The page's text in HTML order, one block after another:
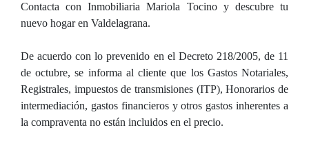
Contacta con Inmobiliaria Mariola Tocino y descubre tu
nuevo hogar en Valdelagrana.
De acuerdo con lo prevenido en el Decreto 218/2005, de 11
de octubre, se informa al cliente que los Gastos Notariales,
Registrales, impuestos de transmisiones (ITP), Honorarios de
intermediación, gastos financieros y otros gastos inherentes a
la compraventa no están incluidos en el precio.